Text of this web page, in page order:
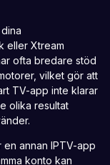
eller Xtream
ofta bredare stöd
vilket gör att
TV-app inte klarar
olika resultat
en annan IPTV-app
konto kan